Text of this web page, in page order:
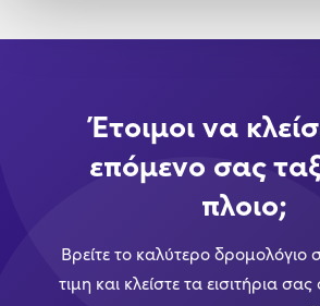
Έτοιμοι να
επόμενο σας
πλοιο;
Βρείτε το καλύτερο δρομολόγιο
τιμη και κλείστε τα εισιτήρια